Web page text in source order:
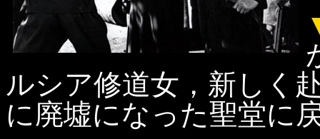
ルシア修道女，新しく
に廃墟になった聖堂に